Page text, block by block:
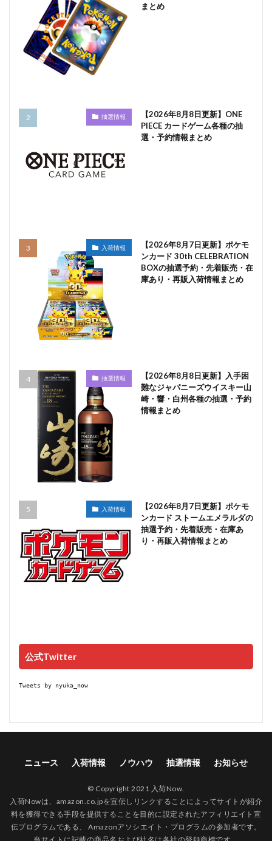
まとめ
抽選情報
【2026年8月8日更新】ONE
PIECE カードゲーム各種の抽
選・予約情報まとめ
入荷情報
【2026年8月7日更新】ポケモ
ンカード 30th CELEBRATION
BOXの抽選予約・先着販売・在
庫あり・再販入荷情報まとめ
抽選情報
【2026年8月8日更新】入手困
難なジャパニーズウイスキー山
崎・響・白州各種の抽選・予約
情報まとめ
入荷情報
【2026年8月7日更新】ポケモ
ンカード ストームエメラルダの
抽選予約・先着販売・在庫あ
り・再販入荷情報まとめ
公式Twitter
Tweets by nyuka_now
ニュース 入荷情報 ノウハウ 抽選情報 お知らせ
© Copyright 2021 入荷Now.
入荷Nowは、amazon.co.jpを宣伝しリンクすることによってサイトが紹介
料を獲得できる手段を提供することを目的に設定されたアフィリエイト宣
伝プログラムである、 Amazonアソシエイト・プログラムの参加者です。
当サイトに記載の商品名および社名は各社の登録商標です。